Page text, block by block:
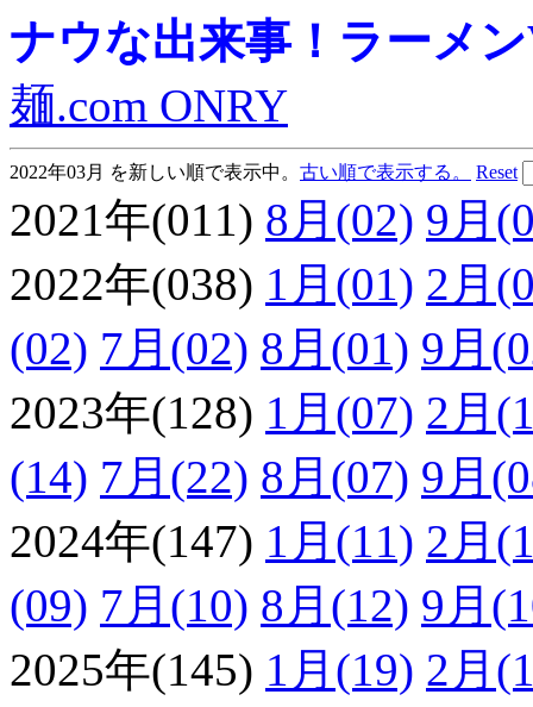
ナウな出来事！ラーメ
麺.com ONRY
2022年03月 を新しい順で表示中。 古い順で表示する。 Reset
2021年(011) 8月(02) 9月
2022年(038) 1月(01) 2月
(02) 7月(02) 8月(01) 9月
2023年(128) 1月(07) 2月
(14) 7月(22) 8月(07) 9月
2024年(147) 1月(11) 2月
(09) 7月(10) 8月(12) 9月
2025年(145) 1月(19) 2月